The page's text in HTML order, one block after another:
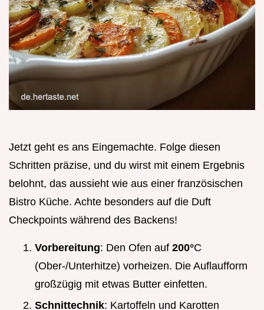
Jetzt geht es ans Eingemachte. Folge diesen
Schritten präzise, und du wirst mit einem Ergebnis
belohnt, das aussieht wie aus einer französischen
Bistro Küche. Achte besonders auf die Duft
Checkpoints während des Backens!
Vorbereitung: Den Ofen auf 200°C
(Ober-/Unterhitze) vorheizen. Die Auflaufform
großzügig mit etwas Butter einfetten.
Schnittechnik: Kartoffeln und Karotten